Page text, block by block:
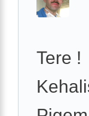
Tere !